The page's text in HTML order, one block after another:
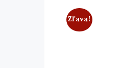
Zľava!